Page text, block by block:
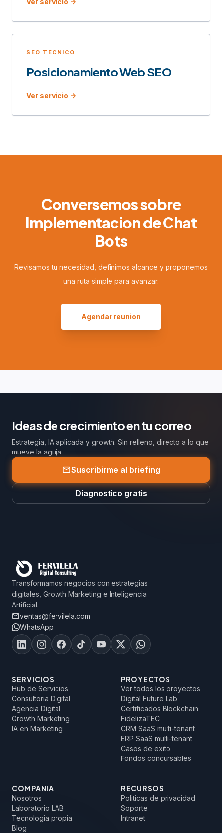
Ver servicio ->
SEO TECNICO
Posicionamiento Web SEO
Ver servicio ->
Conversemos sobre
Implementacion de Chat
Bots
Revisamos tu necesidad, definimos alcance y proponemos
una ruta simple para avanzar.
Agendar reunion
Ideas de crecimiento en tu correo
Estrategia, IA aplicada y growth. Sin relleno, directo a lo que
mueve la aguja.
mailSuscribirme al briefing
Diagnostico gratis
Transformamos negocios con estrategias
digitales, Growth Marketing e Inteligencia
Artificial.
mailventas@fervilela.com
WhatsApp
SERVICIOS
Hub de Servicios
Consultoria Digital
Agencia Digital
Growth Marketing
IA en Marketing
PROYECTOS
Ver todos los proyectos
Digital Future Lab
Certificados Blockchain
FidelizaTEC
CRM SaaS multi-tenant
ERP SaaS multi-tenant
Casos de exito
Fondos concursables
COMPANIA
Nosotros
Laboratorio LAB
Tecnologia propia
Blog
RECURSOS
Politicas de privacidad
Soporte
Intranet